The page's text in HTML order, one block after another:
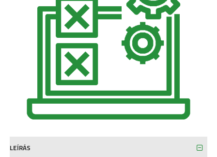
LEÍRÁS